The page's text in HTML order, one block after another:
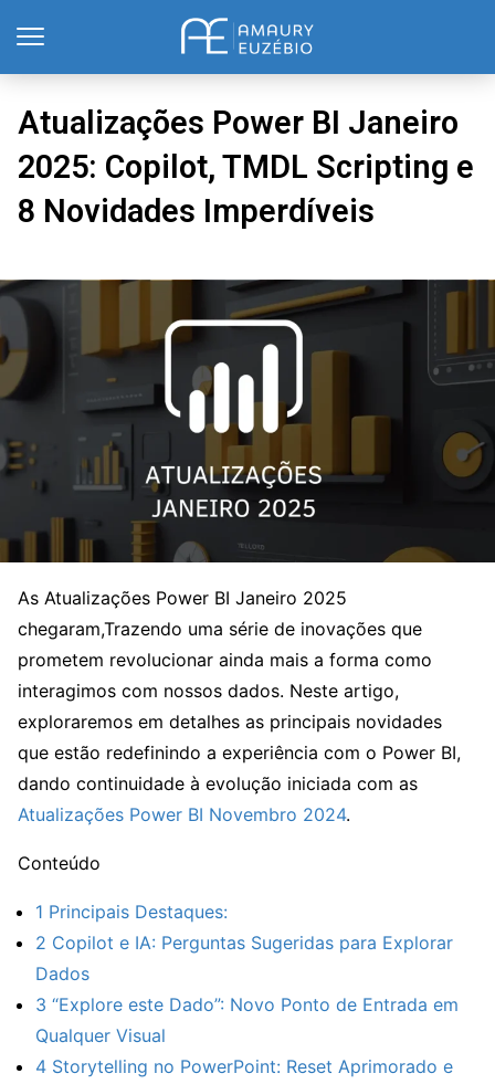
Atualizações Power BI Janeiro
2025: Copilot, TMDL Scripting e
8 Novidades Imperdíveis
As Atualizações Power BI Janeiro 2025
chegaram,Trazendo uma série de inovações que
prometem revolucionar ainda mais a forma como
interagimos com nossos dados. Neste artigo,
exploraremos em detalhes as principais novidades
que estão redefinindo a experiência com o Power BI,
dando continuidade à evolução iniciada com as
Atualizações Power BI Novembro 2024.
Conteúdo
1 Principais Destaques:
2 Copilot e IA: Perguntas Sugeridas para Explorar
Dados
3 “Explore este Dado”: Novo Ponto de Entrada em
Qualquer Visual
4 Storytelling no PowerPoint: Reset Aprimorado e